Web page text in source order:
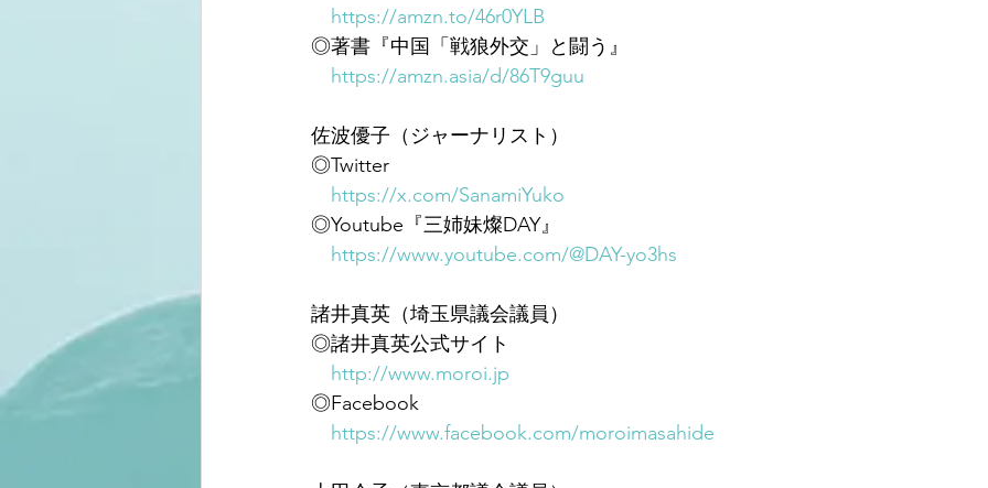
https://amzn.to/46r0YLB
◎著書『中国「戦狼外交」と闘う』
https://amzn.asia/d/86T9guu
佐波優子（ジャーナリスト）
◎Twitter
https://x.com/SanamiYuko
◎Youtube『三姉妹燦DAY』
https://www.youtube.com/@DAY-yo3hs
諸井真英（埼玉県議会議員）
◎諸井真英公式サイト
http://www.moroi.jp
◎Facebook
https://www.facebook.com/moroimasahide